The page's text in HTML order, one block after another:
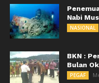
Nabi
NASIONAL
BKN :
Bulan
PEGAF